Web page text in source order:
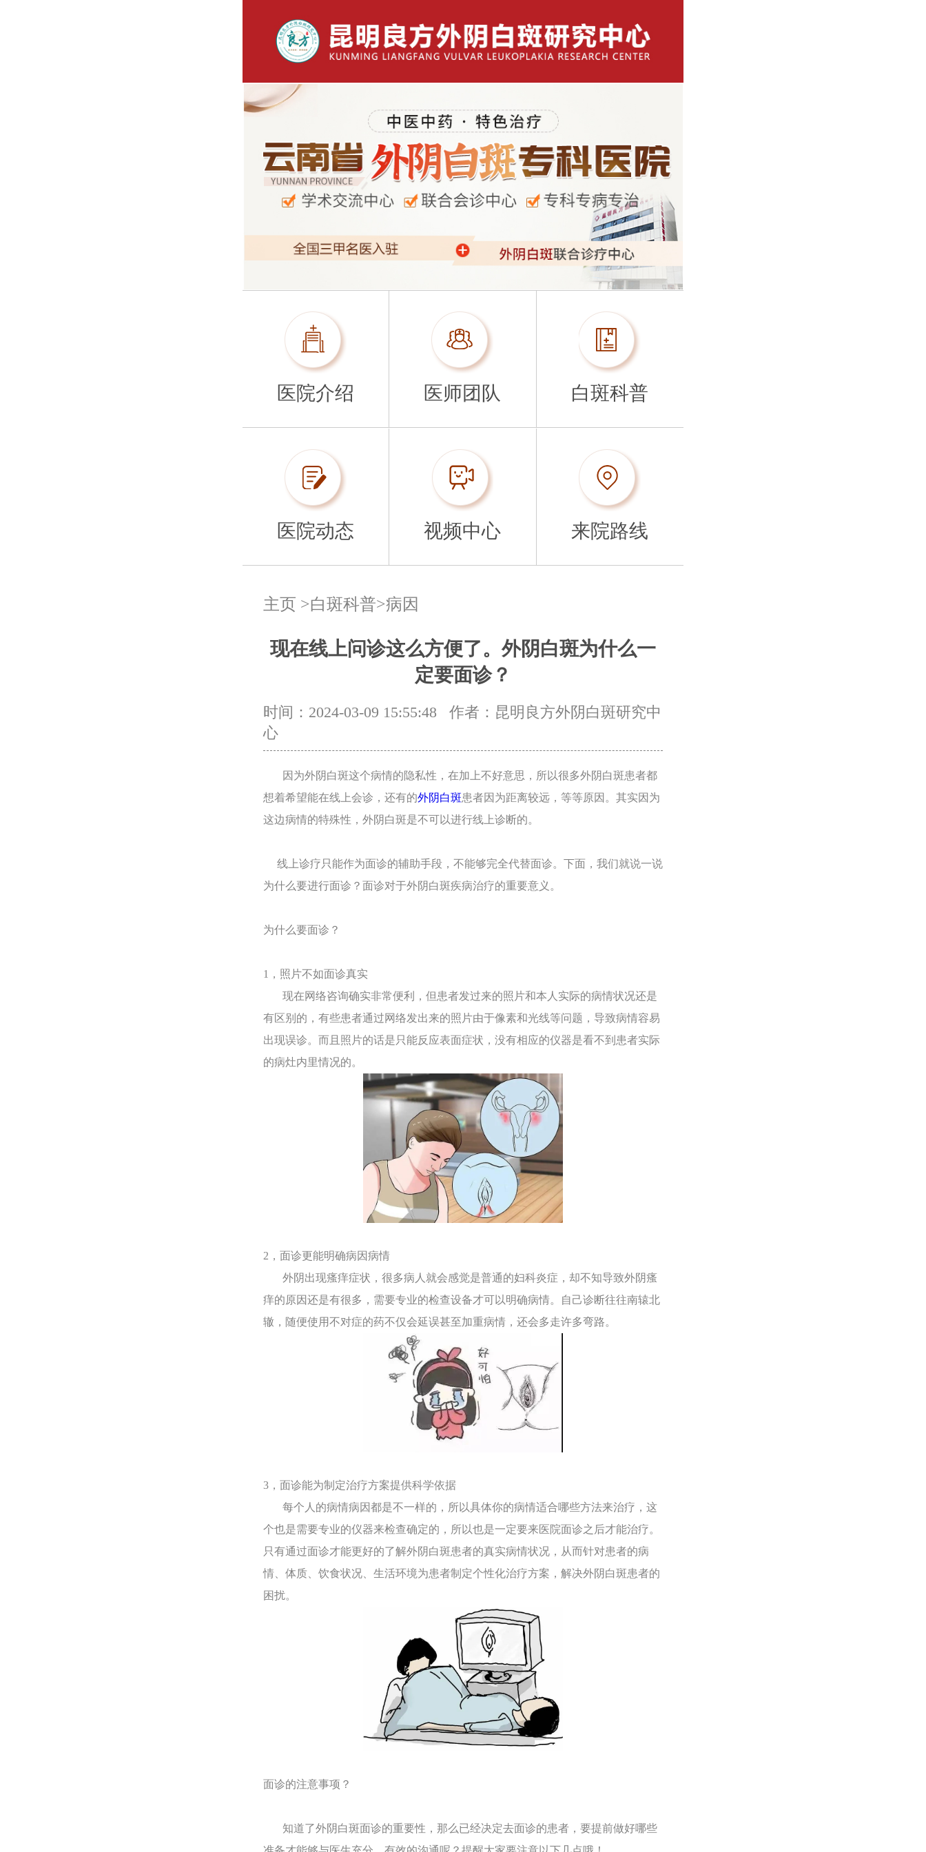
医院介绍 医师团队 白斑科普
医院动态 视频中心 来院路线
主页 >白斑科普>病因
现在线上问诊这么方便了。外阴白斑为什么一
定要面诊？
时间：2024-03-09 15:55:48
作者：昆明良方外阴白斑研究中
心
因为外阴白斑这个病情的隐私性，在加上不好意思，所以很多外阴白斑患者都
想着希望能在线上会诊，还有的外阴白斑患者因为距离较远，等等原因。其实因为
这边病情的特殊性，外阴白斑是不可以进行线上诊断的。
线上诊疗只能作为面诊的辅助手段，不能够完全代替面诊。下面，我们就说一说
为什么要进行面诊？面诊对于外阴白斑疾病治疗的重要意义。
为什么要面诊？
1，照片不如面诊真实
现在网络咨询确实非常便利，但患者发过来的照片和本人实际的病情状况还是
有区别的，有些患者通过网络发出来的照片由于像素和光线等问题，导致病情容易
出现误诊。而且照片的话是只能反应表面症状，没有相应的仪器是看不到患者实际
的病灶内里情况的。
2，面诊更能明确病因病情
外阴出现瘙痒症状，很多病人就会感觉是普通的妇科炎症，却不知导致外阴瘙
痒的原因还是有很多，需要专业的检查设备才可以明确病情。自己诊断往往南辕北
辙，随便使用不对症的药不仅会延误甚至加重病情，还会多走许多弯路。
3，面诊能为制定治疗方案提供科学依据
每个人的病情病因都是不一样的，所以具体你的病情适合哪些方法来治疗，这
个也是需要专业的仪器来检查确定的，所以也是一定要来医院面诊之后才能治疗。
只有通过面诊才能更好的了解外阴白斑患者的真实病情状况，从而针对患者的病
情、体质、饮食状况、生活环境为患者制定个性化治疗方案，解决外阴白斑患者的
困扰。
面诊的注意事项？
知道了外阴白斑面诊的重要性，那么已经决定去面诊的患者，要提前做好哪些